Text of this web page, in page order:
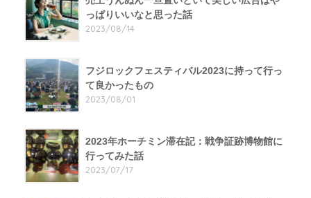
っぱりいいなと思った話
2023/08/14
フジロックフェスティバル2023に持って行っ
て良かったもの
2023/08/01
2023年ホーチミン滞在記：戦争証跡博物館に
行ってみた話
2023/07/17